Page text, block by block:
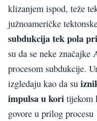
klizanjem ispod, teže
južnoameričke
subdukcija tek pola
su da se neke
procesom subdukcije.
izgledaju kao da su
impulsa u kori tijekom
govore u prilog procesu